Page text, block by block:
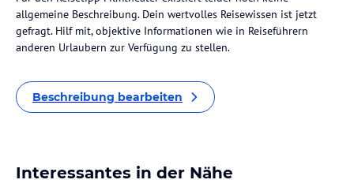
allgemeine Beschreibung. Dein wertvolles Reisewissen ist jetzt
gefragt. Hilf mit, objektive Informationen wie in Reiseführern
anderen Urlaubern zur Verfügung zu stellen.
Beschreibung bearbeiten
Interessantes in der Nähe